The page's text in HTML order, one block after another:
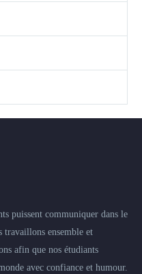
puissent communiquer dans le
ensemble et
afin que nos étudiants
avec confiance et humour.